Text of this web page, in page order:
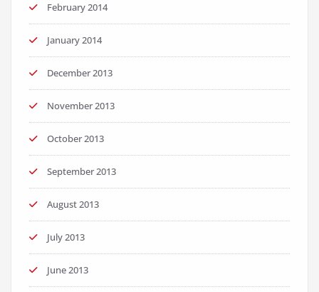
February 2014
January 2014
December 2013
November 2013
October 2013
September 2013
August 2013
July 2013
June 2013